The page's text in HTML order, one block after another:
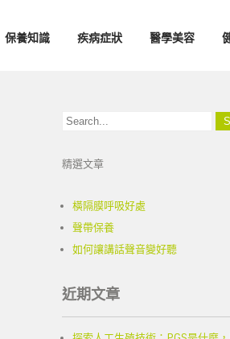
保養知識 疾病症狀 醫學美容
精選文章
橫隔膜呼吸好處
聲帶保養
如何讓講話聲音變好聽
近期文章